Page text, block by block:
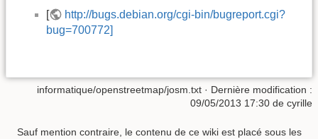
[
http://bugs.debian.org/cgi-bin/bugreport.cgi?
bug=700772]
informatique/openstreetmap/josm.txt · Dernière modification :
09/05/2013 17:30 de cyrille
Sauf mention contraire, le contenu de ce wiki est placé sous les